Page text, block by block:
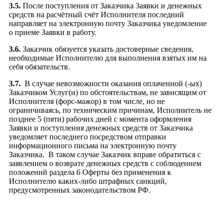
3.5. После поступления от Заказчика Заявки и денежных
средств на расчётный счёт Исполнителя последний
направляет на электронную почту Заказчика уведомление
о приеме Заявки в работу.
3.6. Заказчик обязуется указать достоверные сведения,
необходимые Исполнителю для выполнения взятых им на
себя обязательств.
3.7. В случае невозможности оказания оплаченной (-ых)
Заказчиком Услуг(и) по обстоятельствам, не зависящим от
Исполнителя (форс-мажор) в том числе, но не
ограничиваясь, по техническим причинам, Исполнитель не
позднее 5 (пяти) рабочих дней с момента оформления
Заявки и поступления денежных средств от Заказчика
уведомляет последнего посредством отправки
информационного письма на электронную почту
Заказчика. В таком случае Заказчик вправе обратиться с
заявлением о возврате денежных средств с соблюдением
положений раздела 6 Оферты без применения к
Исполнителю каких-либо штрафных санкций,
предусмотренных законодательством РФ.